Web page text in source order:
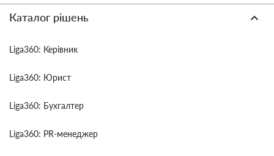
Каталог рішень
Liga360: Керівник
Liga360: Юрист
Liga360: Бухгалтер
Liga360: PR-менеджер